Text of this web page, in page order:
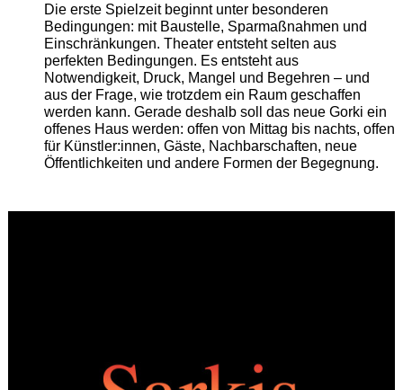
Die erste Spielzeit beginnt unter besonderen
Bedingungen: mit Baustelle, Sparmaßnahmen und
Einschränkungen. Theater entsteht selten aus
perfekten Bedingungen. Es entsteht aus
Notwendigkeit, Druck, Mangel und Begehren – und
aus der Frage, wie trotzdem ein Raum geschaffen
werden kann. Gerade deshalb soll das neue Gorki ein
offenes Haus werden: offen von Mittag bis nachts, offen
für Künstler:innen, Gäste, Nachbarschaften, neue
Öffentlichkeiten und andere Formen der Begegnung.